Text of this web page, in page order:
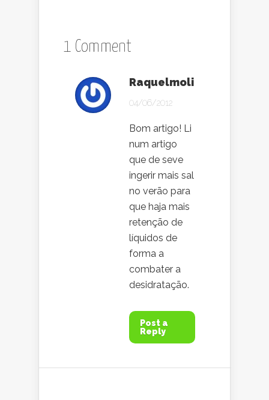
1 Comment
Raquelmoli
04/06/2012
Bom artigo! Li
num artigo
que de seve
ingerir mais sal
no verão para
que haja mais
retenção de
líquidos de
forma a
combater a
desidratação.
Post a
Reply